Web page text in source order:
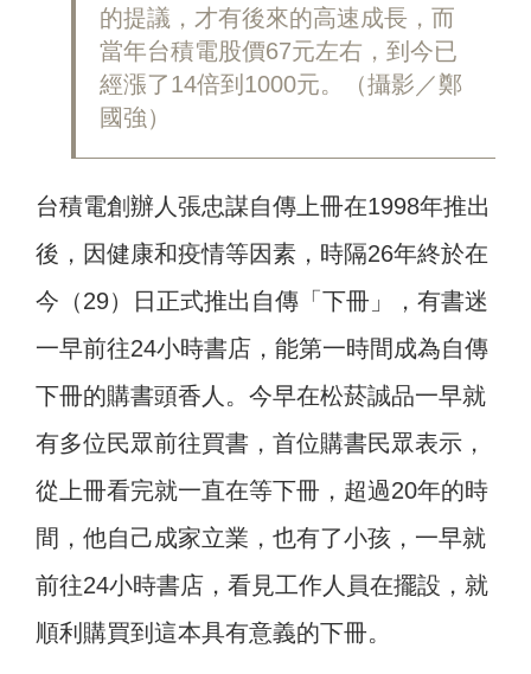
的提議，才有後來的高速成長，而
當年台積電股價67元左右，到今已
經漲了14倍到1000元。（攝影／鄭
國強）
台積電創辦人張忠謀自傳上冊在1998年推出
後，因健康和疫情等因素，時隔26年終於在
今（29）日正式推出自傳「下冊」，有書迷
一早前往24小時書店，能第一時間成為自傳
下冊的購書頭香人。今早在松菸誠品一早就
有多位民眾前往買書，首位購書民眾表示，
從上冊看完就一直在等下冊，超過20年的時
間，他自己成家立業，也有了小孩，一早就
前往24小時書店，看見工作人員在擺設，就
順利購買到這本具有意義的下冊。